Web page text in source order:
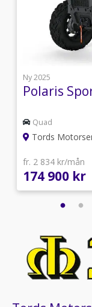
Ny 2025
Polaris
Quad
Tords
fr. 2 834 kr/mån
174 900 kr